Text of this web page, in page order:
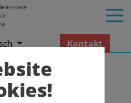
Kontakt